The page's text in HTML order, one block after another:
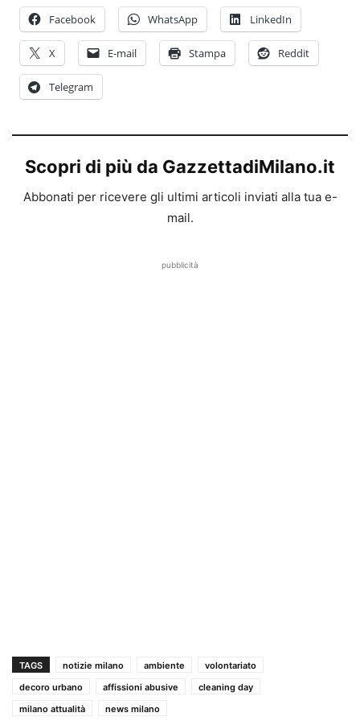
Facebook WhatsApp LinkedIn
X E-mail Stampa Reddit
Telegram
Scopri di più da GazzettadiMilano.it
Abbonati per ricevere gli ultimi articoli inviati alla tua e-
mail.
pubblicità
TAGS notizie milano ambiente
volontariato
decoro urbano
affissioni abusive
cleaning day
milano attualità
news milano